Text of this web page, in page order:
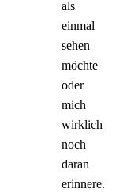
als
einmal
sehen
möchte
oder
mich
wirklich
noch
daran
erinnere.